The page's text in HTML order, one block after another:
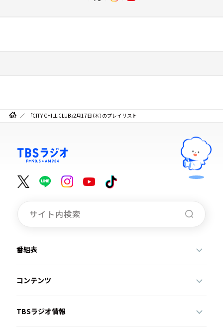
「CITY CHILL CLUB」2月17日（木）のプレイリスト
番組表
コンテンツ
TBSラジオ情報